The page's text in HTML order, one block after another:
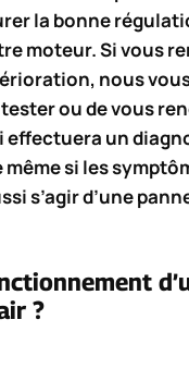
la bonne
moteur. Si vous
nous
ou de vous
effectuera un
même si les
s’agir d’une
?